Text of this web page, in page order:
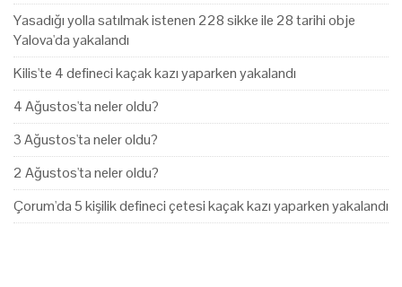
Yasadığı yolla satılmak istenen 228 sikke ile 28 tarihi obje
Yalova'da yakalandı
Kilis'te 4 defineci kaçak kazı yaparken yakalandı
4 Ağustos'ta neler oldu?
3 Ağustos'ta neler oldu?
2 Ağustos'ta neler oldu?
Çorum'da 5 kişilik defineci çetesi kaçak kazı yaparken yakalandı